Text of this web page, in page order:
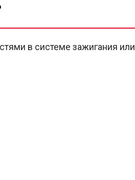
в системе зажигания или